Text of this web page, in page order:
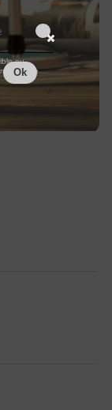
ou
la fin de
Ok